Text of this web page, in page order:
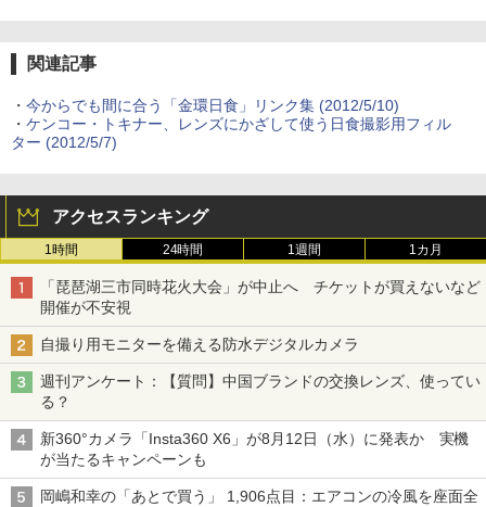
関連記事
・ 今からでも間に合う「金環日食」リンク集 (2012/5/10)
・ ケンコー・トキナー、レンズにかざして使う日食撮影用フィル
ター (2012/5/7)
アクセスランキング
1時間 24時間 1週間 1カ月
「琵琶湖三市同時花火大会」が中止へ チケットが買えないなど
開催が不安視
自撮り用モニターを備える防水デジタルカメラ
週刊アンケート：【質問】中国ブランドの交換レンズ、使ってい
る？
新360°カメラ「Insta360 X6」が8月12日（水）に発表か 実機
が当たるキャンペーンも
岡嶋和幸の「あとで買う」 1,906点目：エアコンの冷風を座面全